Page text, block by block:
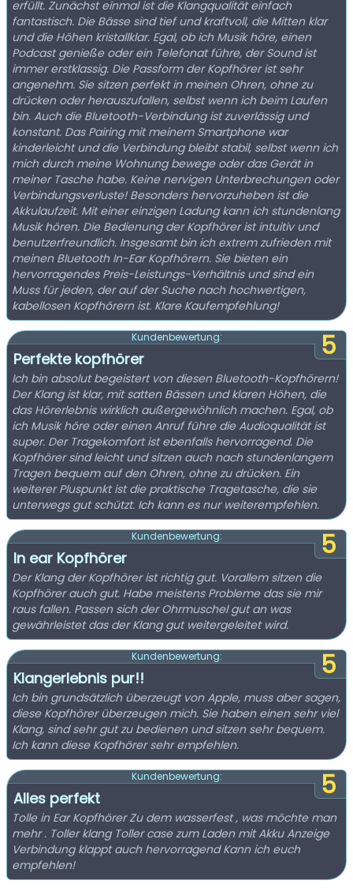
erfüllt. Zunächst einmal ist die Klangqualität einfach
fantastisch. Die Bässe sind tief und kraftvoll, die Mitten klar
und die Höhen kristallklar. Egal, ob ich Musik höre, einen
Podcast genieße oder ein Telefonat führe, der Sound ist
immer erstklassig. Die Passform der Kopfhörer ist sehr
angenehm. Sie sitzen perfekt in meinen Ohren, ohne zu
drücken oder herauszufallen, selbst wenn ich beim Laufen
bin. Auch die Bluetooth-Verbindung ist zuverlässig und
konstant. Das Pairing mit meinem Smartphone war
kinderleicht und die Verbindung bleibt stabil, selbst wenn ich
mich durch meine Wohnung bewege oder das Gerät in
meiner Tasche habe. Keine nervigen Unterbrechungen oder
Verbindungsverluste! Besonders hervorzuheben ist die
Akkulaufzeit. Mit einer einzigen Ladung kann ich stundenlang
Musik hören. Die Bedienung der Kopfhörer ist intuitiv und
benutzerfreundlich. Insgesamt bin ich extrem zufrieden mit
meinen Bluetooth In-Ear Kopfhörern. Sie bieten ein
hervorragendes Preis-Leistungs-Verhältnis und sind ein
Muss für jeden, der auf der Suche nach hochwertigen,
kabellosen Kopfhörern ist. Klare Kaufempfehlung!
5
Kundenbewertung:
Perfekte kopfhörer
Ich bin absolut begeistert von diesen Bluetooth-Kopfhörern!
Der Klang ist klar, mit satten Bässen und klaren Höhen, die
das Hörerlebnis wirklich außergewöhnlich machen. Egal, ob
ich Musik höre oder einen Anruf führe die Audioqualität ist
super. Der Tragekomfort ist ebenfalls hervorragend. Die
Kopfhörer sind leicht und sitzen auch nach stundenlangem
Tragen bequem auf den Ohren, ohne zu drücken. Ein
weiterer Pluspunkt ist die praktische Tragetasche, die sie
unterwegs gut schützt. Ich kann es nur weiterempfehlen.
5
Kundenbewertung:
In ear Kopfhörer
Der Klang der Kopfhörer ist richtig gut. Vorallem sitzen die
Kopfhörer auch gut. Habe meistens Probleme das sie mir
raus fallen. Passen sich der Ohrmuschel gut an was
gewährleistet das der Klang gut weitergeleitet wird.
5
Kundenbewertung:
Klangerlebnis pur!!
Ich bin grundsätzlich überzeugt von Apple, muss aber sagen,
diese Kopfhörer überzeugen mich. Sie haben einen sehr viel
Klang, sind sehr gut zu bedienen und sitzen sehr bequem.
Ich kann diese Kopfhörer sehr empfehlen.
5
Kundenbewertung:
Alles perfekt
Tolle in Ear Kopfhörer Zu dem wasserfest , was möchte man
mehr . Toller klang Toller case zum Laden mit Akku Anzeige
Verbindung klappt auch hervorragend Kann ich euch
empfehlen!